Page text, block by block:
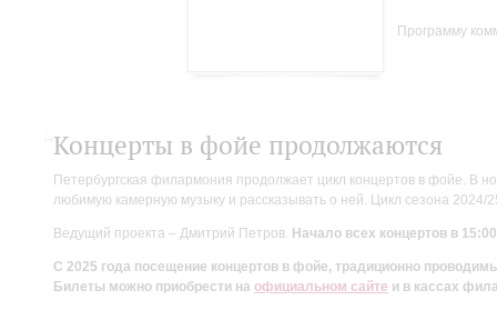
Программу
Концерты в фойе продолжаются
Петербургская филармония продолжает цикл концертов в фойе. В
любимую камерную музыку и рассказывать о ней. Цикл сезона
Ведущий проекта – Дмитрий Петров. Начало всех концертов в
С 2025 года посещение концертов в фойе, традиционно
Билеты можно приобрести на официальном сайте и в кассах